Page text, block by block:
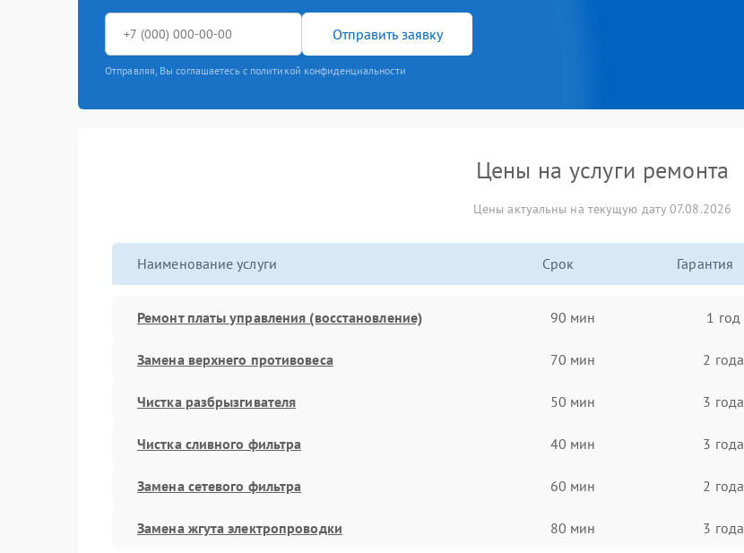
Отправить заявку
Отправляя, Вы соглашаетесь с политикой конфиденциальности
Цены на услуги ремонта
Цены актуальны на текущую дату 07.08.2026
Наименование услуги Срок Гарантия
Ремонт платы управления (восстановление) 90 мин 1 год
Замена верхнего противовеса 70 мин 2 года
Чистка разбрызгивателя 50 мин 3 года
Чистка сливного фильтра 40 мин 3 года
Замена сетевого фильтра 60 мин 2 года
Замена жгута электропроводки 80 мин 3 года